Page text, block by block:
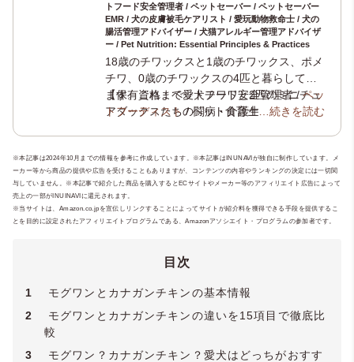
トフード安全管理者 / ペットセーバー / ペットセーバー
EMR / 犬の皮膚被毛ケアリスト / 愛玩動物救命士 / 犬の
腸活管理アドバイザー / 犬猫アレルギー管理アドバイザ
ー / Pet Nutrition: Essential Principles & Practices
18歳のチワックスと1歳のチワックス、ポメ
チワ、0歳のチワックスの4匹と暮らしてい
ます。これまで愛犬チワワと2匹のミニチュ
アダックスたちの闘病・介護生活の経験か
ペット専門ライティングチーム「いぬのこ
とば」や老犬と暮らす飼い主様のためのオ
ンライン相談窓口
し、専門知識と実体験をもとにケアや食
事、介護支援を行っています。実店舗にお
【保有資格：ペットフード安全管理者 /ペッ
トフーディスト/ ペット食育士1級 /犬の管
イリスト/動物介護士/ホリスティックケ
ア・カウンセラー / JKC愛犬飼育管理士/ ペ
ットセーバー / ペットセーバーEMR / 犬の
皮膚被毛ケアリスト / 愛玩動物救命士 / 犬の
腸活管理アドバイザー / 犬猫アレルギー管理
Principles & Practices /
…続きを読む
※本記事は2024年10月までの情報を参考に作成しています。※本記事はINUNAVIが独自に制作しています。メ
ーカー等から商品の提供や広告を受けることもありますが、コンテンツの内容やランキングの決定には一切関
与していません。※本記事で紹介した商品を購入するとECサイトやメーカー等のアフィリエイト広告によって
売上の一部がINUINAVIに還元されます。
※当サイトは、Amazon.co.jpを宣伝しリンクすることによってサイトが紹介料を獲得できる手段を提供するこ
とを目的に設定されたアフィリエイトプログラムである、Amazonアソシエイト・プログラムの参加者です。
目次
1
モグワンとカナガンチキンの基本情報
2
モグワンとカナガンチキンの違いを15項目で徹底比
較
3
モグワン？カナガンチキン？愛犬はどっちがおすす